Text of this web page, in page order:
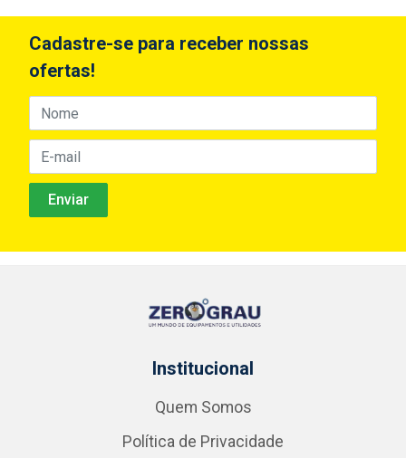
Cadastre-se para receber nossas
ofertas!
Institucional
Quem Somos
Política de Privacidade